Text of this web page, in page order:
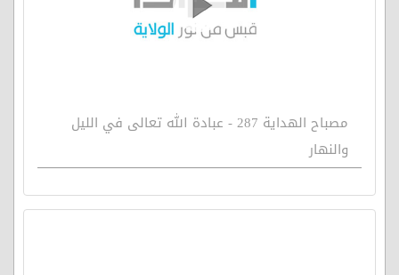
مصباح الهداية 287 - عبادة الله تعالى في الليل
والنهار